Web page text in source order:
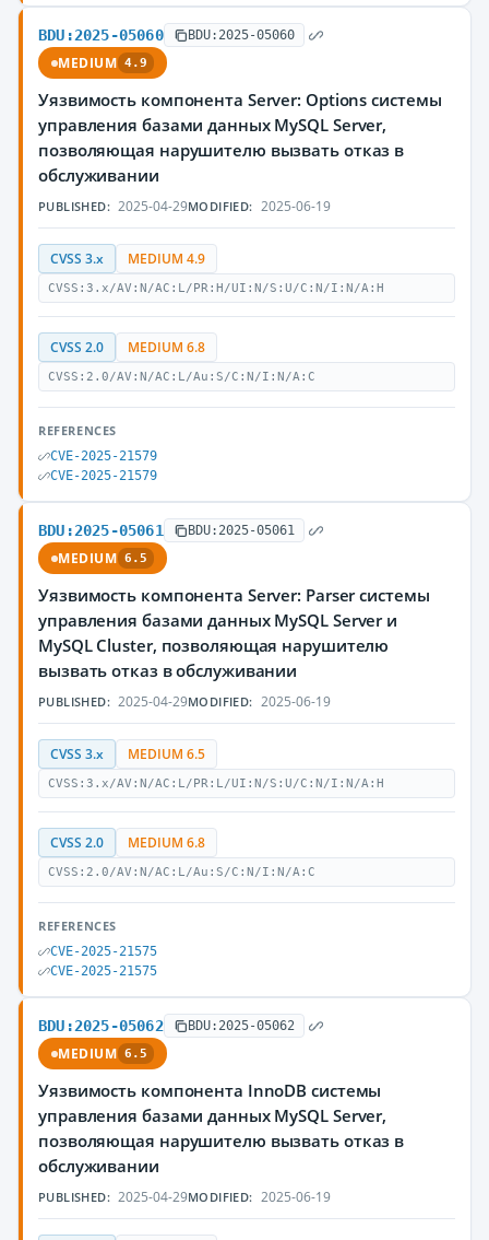
BDU:2025-05060 BDU:2025-05060
MEDIUM 4.9
Уязвимость компонента Server: Options системы
управления базами данных MySQL Server,
позволяющая нарушителю вызвать отказ в
обслуживании
PUBLISHED: 2025-04-29MODIFIED: 2025-06-19
CVSS 3.x MEDIUM 4.9
CVSS:3.x/AV:N/AC:L/PR:H/UI:N/S:U/C:N/I:N/A:H
CVSS 2.0 MEDIUM 6.8
CVSS:2.0/AV:N/AC:L/Au:S/C:N/I:N/A:C
REFERENCES
CVE-2025-21579
CVE-2025-21579
BDU:2025-05061 BDU:2025-05061
MEDIUM 6.5
Уязвимость компонента Server: Parser системы
управления базами данных MySQL Server и
MySQL Cluster, позволяющая нарушителю
вызвать отказ в обслуживании
PUBLISHED: 2025-04-29MODIFIED: 2025-06-19
CVSS 3.x MEDIUM 6.5
CVSS:3.x/AV:N/AC:L/PR:L/UI:N/S:U/C:N/I:N/A:H
CVSS 2.0 MEDIUM 6.8
CVSS:2.0/AV:N/AC:L/Au:S/C:N/I:N/A:C
REFERENCES
CVE-2025-21575
CVE-2025-21575
BDU:2025-05062 BDU:2025-05062
MEDIUM 6.5
Уязвимость компонента InnoDB системы
управления базами данных MySQL Server,
позволяющая нарушителю вызвать отказ в
обслуживании
PUBLISHED: 2025-04-29MODIFIED: 2025-06-19